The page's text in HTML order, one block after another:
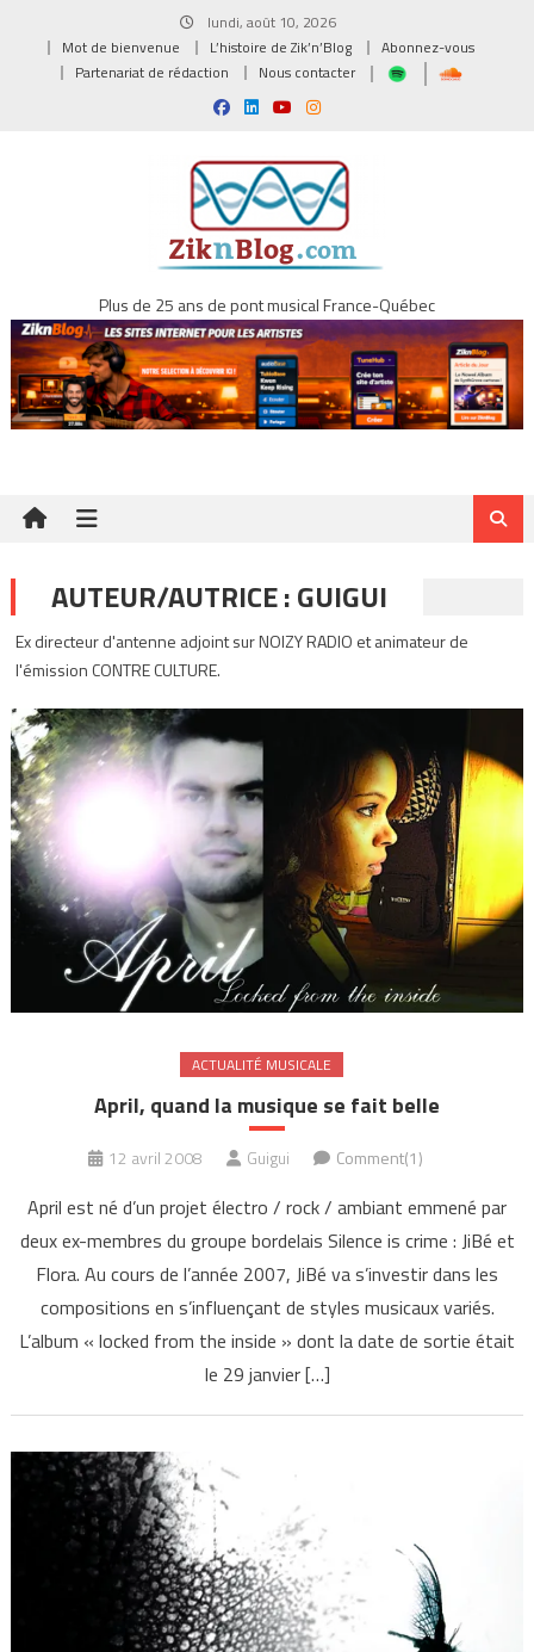
lundi, août 10, 2026
Mot de bienvenue
L’histoire de Zik’n’Blog
Abonnez-vous
Partenariat de rédaction
Nous contacter
Plus de 25 ans de pont musical France-Québec
AUTEUR/AUTRICE :GUIGUI
Ex directeur d'antenne adjoint sur NOIZY RADIO et animateur de
l'émission CONTRE CULTURE.
ACTUALITÉ MUSICALE
April, quand la musique se fait belle
12 avril 2008 Guigui Comment(1)
April est né d’un projet électro / rock / ambiant emmené par
deux ex-membres du groupe bordelais Silence is crime : JiBé et
Flora. Au cours de l’année 2007, JiBé va s’investir dans les
compositions en s’influençant de styles musicaux variés.
L’album « locked from the inside » dont la date de sortie était
le 29 janvier […]